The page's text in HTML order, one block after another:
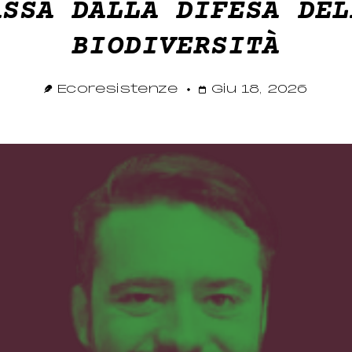
DALLA DIFESA
BIODIVERSITÀ
Ecoresistenze Giu 18, 2026